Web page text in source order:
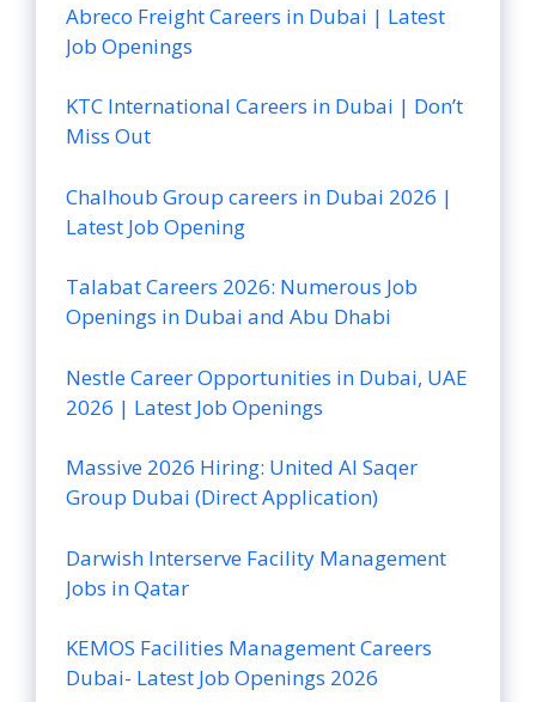
Abreco Freight Careers in Dubai | Latest
Job Openings
KTC International Careers in Dubai | Don’t
Miss Out
Chalhoub Group careers in Dubai 2026 |
Latest Job Opening
Talabat Careers 2026: Numerous Job
Openings in Dubai and Abu Dhabi
Nestle Career Opportunities in Dubai, UAE
2026 | Latest Job Openings
Massive 2026 Hiring: United Al Saqer
Group Dubai (Direct Application)
Darwish Interserve Facility Management
Jobs in Qatar
KEMOS Facilities Management Careers
Dubai- Latest Job Openings 2026